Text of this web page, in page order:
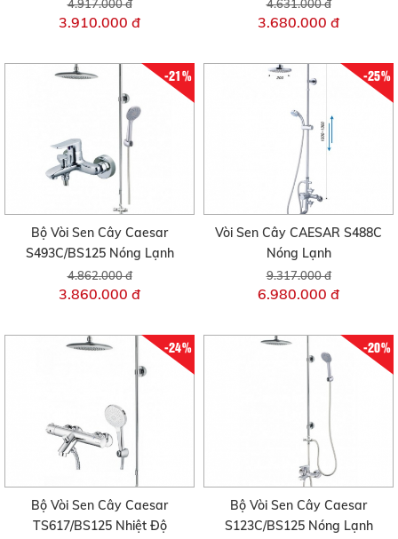
4.917.000 đ
3.910.000 đ
4.631.000 đ
3.680.000 đ
-21%
Bộ Vòi Sen Cây Caesar
S493C/BS125 Nóng Lạnh
4.862.000 đ
3.860.000 đ
-25%
Vòi Sen Cây CAESAR S488C
Nóng Lạnh
9.317.000 đ
6.980.000 đ
-24%
Bộ Vòi Sen Cây Caesar
TS617/BS125 Nhiệt Độ
-20%
Bộ Vòi Sen Cây Caesar
S123C/BS125 Nóng Lạnh